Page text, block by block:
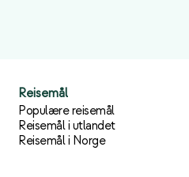
Reisemål
Populære reisemål
Reisemål i utlandet
Reisemål i Norge